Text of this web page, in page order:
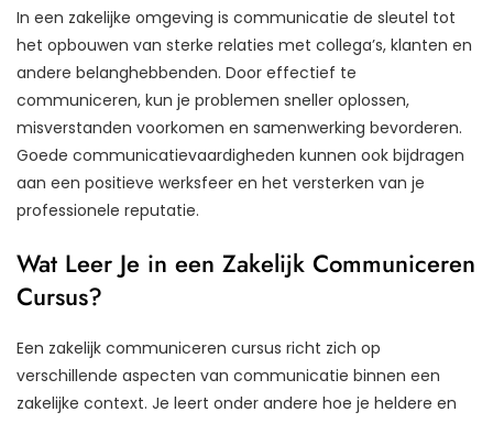
In een zakelijke omgeving is communicatie de sleutel tot
het opbouwen van sterke relaties met collega’s, klanten en
andere belanghebbenden. Door effectief te
communiceren, kun je problemen sneller oplossen,
misverstanden voorkomen en samenwerking bevorderen.
Goede communicatievaardigheden kunnen ook bijdragen
aan een positieve werksfeer en het versterken van je
professionele reputatie.
Wat Leer Je in een Zakelijk Communiceren
Cursus?
Een zakelijk communiceren cursus richt zich op
verschillende aspecten van communicatie binnen een
zakelijke context. Je leert onder andere hoe je heldere en